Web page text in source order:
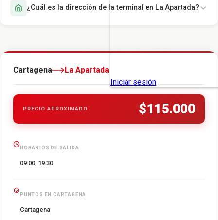
¿Cuál es la dirección de la terminal en La Apartada?
Cartagena La Apartada
PRECIO APROXIMADO $115.000
HORARIOS DE SALIDA
09:00, 19:30
PUNTOS EN CARTAGENA
Cartagena